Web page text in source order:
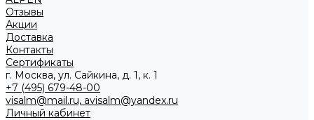
Отзывы
Акции
Доставка
Контакты
Сертификаты
г. Москва, ул. Сайкина, д. 1, к. 1
+7 (495) 679-48-00
visalm@mail.ru, avisalm@yandex.ru
Личный кабинет